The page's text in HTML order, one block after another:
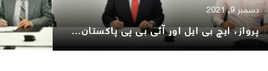
دسمبر 9, 2021
پرواز، ایچ بی ایل اور آئی بی پی پاکستان…